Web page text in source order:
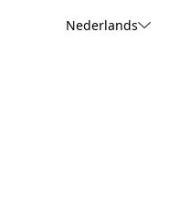
Nederlands